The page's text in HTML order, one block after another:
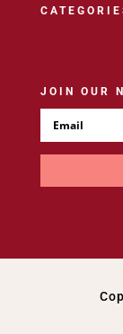
JOIN OUR